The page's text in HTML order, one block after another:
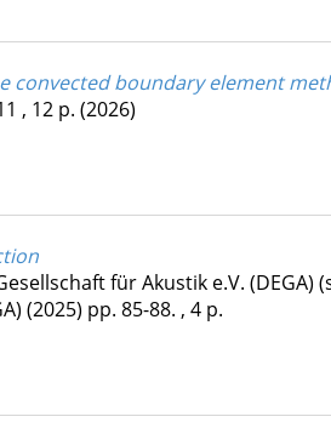
convected boundary element
, 12 p. (2026)
für Akustik e.V. (DEGA)
(2025) pp. 85-88. , 4 p.